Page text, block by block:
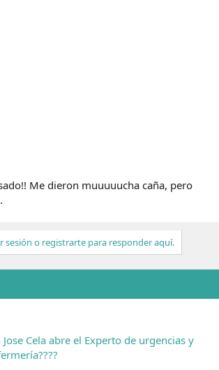
Me dieron muuuuucha caña, pero
sesión o registrarte para responder aquí.
Cela abre el Experto de urgencias y